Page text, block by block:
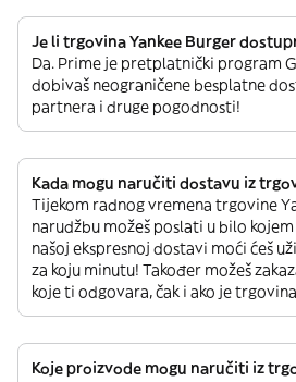
Je li trgovina Yankee Burger
Da. Prime je pretplatnički program
dobivaš neograničene besplatne
partnera i druge pogodnosti!
Kada mogu naručiti dostavu iz
Tijekom radnog vremena trgovine
narudžbu možeš poslati u bilo
našoj ekspresnoj dostavi moći ćeš
za koju minutu! Također možeš
koje ti odgovara, čak i ako je
Koje proizvode mogu naručiti iz